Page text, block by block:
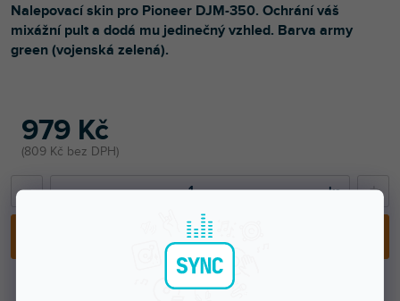
979 Kč
809 Kč bez DPH
+
−
PŘIDAT DO KOŠÍKU
Nalepovací skin pro Pioneer DJM-350. Ochrání váš
mixážní pult a dodá mu jedinečný vzhled. Barva army
green (vojenská zelená).